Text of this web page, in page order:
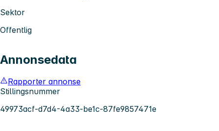
Sektor
Offentlig
Annonsedata
Rapporter annonse
Stillingsnummer
49973acf-d7d4-4a33-be1c-87fe9857471e